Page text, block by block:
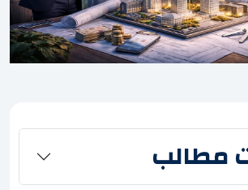
مطالب